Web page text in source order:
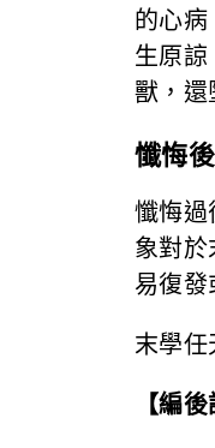
的心
生原
獸，還
懺悔
懺悔過
象對
易復發
末學任
【編後